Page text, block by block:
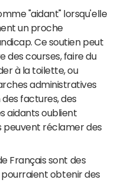
"aidant" lorsqu'elle
un proche
Ce soutien peut
des courses, faire du
à la toilette, ou
administratives
factures, des
aidants oublient
peuvent réclamer des
Français sont des
pourraient obtenir des